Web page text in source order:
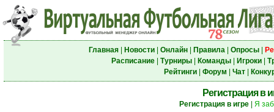
Главная| Новости| Онлайн| Правила| Опросы|
Расписание| Турниры| Команды| Игроки|
Рейтинги| Форум Чат|
Регистрация в
Регистрация в игре| Я